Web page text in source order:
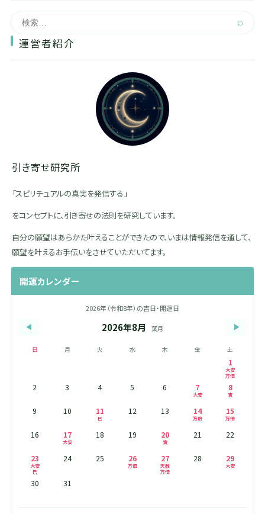
⌕
運営者紹介
引き寄せ研究所
「スピリチュアルの真実を発信する」
をコンセプトに、引き寄せの法則を研究しています。
自分の願望はあらかた叶えることができたので、いまは情報発信を通して、
願望を叶えるお手伝いをさせていただいてます。
開運カレンダー
2026年（令和8年）の吉日・開運日
◀ 2026年8月 葉月 ▶
日 月 火 水 木 金 土
1
大安
万倍
2 3 4 5 6 7
大安
8
寅
9 10 11
巳
12 13 14
万倍
15
万倍
16 17
大安
18 19 20
寅
21 22
23
大安
巳
24 25 26
万倍
27
天赦
万倍
28 29
大安
30 31